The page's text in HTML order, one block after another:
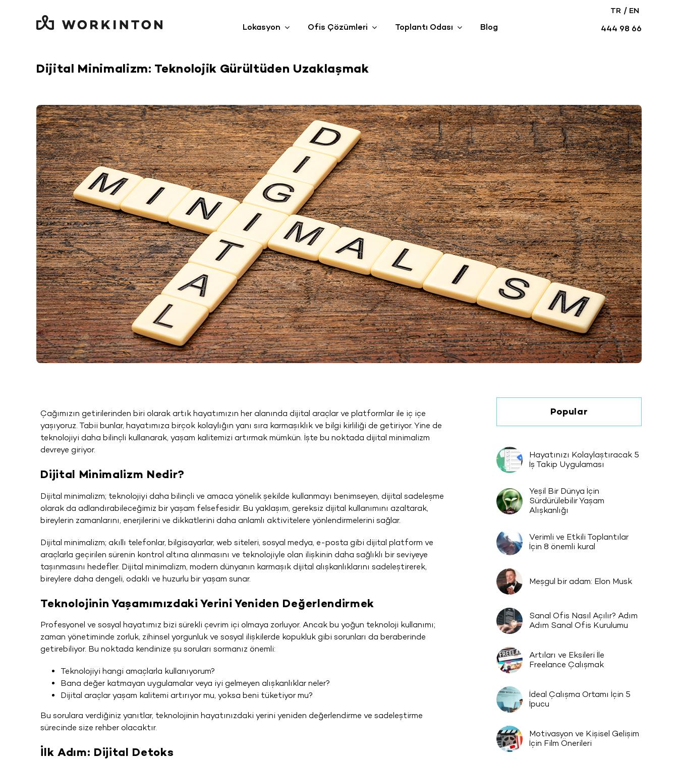
Lokasyon Ofis Çözümleri Toplantı Odası Blog
TR / EN
444 98 66
Dijital Minimalizm: Teknolojik Gürültüden Uzaklaşmak
Çağımızın getirilerinden biri olarak artık hayatımızın her alanında dijital araçlar ve platformlar ile iç içe
yaşıyoruz. Tabii bunlar, hayatımıza birçok kolaylığın yanı sıra karmaşıklık ve bilgi kirliliği de getiriyor. Yine de
teknolojiyi daha bilinçli kullanarak, yaşam kalitemizi artırmak mümkün. İşte bu noktada dijital minimalizm
devreye giriyor.
Dijital Minimalizm Nedir?
Dijital minimalizm; teknolojiyi daha bilinçli ve amaca yönelik şekilde kullanmayı benimseyen, dijital sadeleşme
olarak da adlandırabileceğimiz bir yaşam felsefesidir. Bu yaklaşım, gereksiz dijital kullanımını azaltarak,
bireylerin zamanlarını, enerjilerini ve dikkatlerini daha anlamlı aktivitelere yönlendirmelerini sağlar.
Dijital minimalizm; akıllı telefonlar, bilgisayarlar, web siteleri, sosyal medya, e-posta gibi dijital platform ve
araçlarla geçirilen sürenin kontrol altına alınmasını ve teknolojiyle olan ilişkinin daha sağlıklı bir seviyeye
taşınmasını hedefler. Dijital minimalizm, modern dünyanın karmaşık dijital alışkanlıklarını sadeleştirerek,
bireylere daha dengeli, odaklı ve huzurlu bir yaşam sunar.
Teknolojinin Yaşamımızdaki Yerini Yeniden Değerlendirmek
Profesyonel ve sosyal hayatımız bizi sürekli çevrim içi olmaya zorluyor. Ancak bu yoğun teknoloji kullanımı;
zaman yönetiminde zorluk, zihinsel yorgunluk ve sosyal ilişkilerde kopukluk gibi sorunları da beraberinde
getirebiliyor. Bu noktada kendinize şu soruları sormanız önemli:
Teknolojiyi hangi amaçlarla kullanıyorum?
Bana değer katmayan uygulamalar veya iyi gelmeyen alışkanlıklar neler?
Dijital araçlar yaşam kalitemi artırıyor mu, yoksa beni tüketiyor mu?
Bu sorulara verdiğiniz yanıtlar, teknolojinin hayatınızdaki yerini yeniden değerlendirme ve sadeleştirme
sürecinde size rehber olacaktır.
İlk Adım: Dijital Detoks
Popular
Hayatınızı Kolaylaştıracak 5
İş Takip Uygulaması
Yeşil Bir Dünya İçin
Sürdürülebilir Yaşam
Alışkanlığı
Verimli ve Etkili Toplantılar
İçin 8 önemli kural
Meşgul bir adam: Elon Musk
Sanal Ofis Nasıl Açılır? Adım
Adım Sanal Ofis Kurulumu
Artıları ve Eksileri İle
Freelance Çalışmak
İdeal Çalışma Ortamı İçin 5
İpucu
Motivasyon ve Kişisel Gelişim
İçin Film Önerileri